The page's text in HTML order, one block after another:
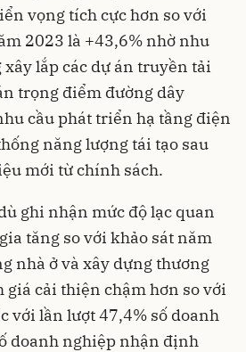
vọng tích cực hơn so với
2023 là +43,6% nhờ nhu
lắp các dự án truyền tải
trọng điểm đường dây
cầu phát triển hạ tầng điện
năng lượng tái tạo sau
mới từ chính sách.
ghi nhận mức độ lạc quan
tăng so với khảo sát năm
nhà ở và xây dựng thương
giá cải thiện chậm hơn so với
với lần lượt 47,4% số doanh
doanh nghiệp nhận định